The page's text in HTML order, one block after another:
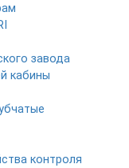
завода
кабины
контроля